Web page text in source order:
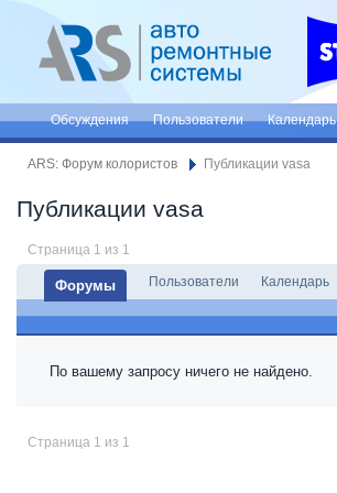
Обсуждения Пользователи Календарь
ARS: Форум колористов Публикации vasa
Публикации vasa
Страница 1 из 1
Форумы Пользователи Календарь
По вашему запросу ничего не найдено.
Страница 1 из 1